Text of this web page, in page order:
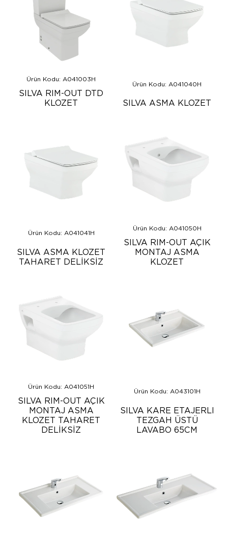
Ürün Kodu: A041003H
SILVA RIM-OUT DTD
KLOZET
Ürün Kodu: A041040H
SILVA ASMA KLOZET
Ürün Kodu: A041041H
SILVA ASMA KLOZET
TAHARET DELİKSİZ
Ürün Kodu: A041050H
SILVA RIM-OUT AÇIK
MONTAJ ASMA
KLOZET
Ürün Kodu: A041051H
SILVA RIM-OUT AÇIK
MONTAJ ASMA
KLOZET TAHARET
DELİKSİZ
Ürün Kodu: A043101H
SILVA KARE ETAJERLI
TEZGAH ÜSTÜ
LAVABO 65CM